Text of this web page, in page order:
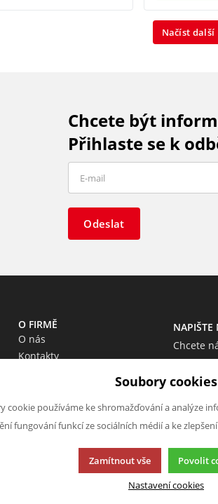
Načíst další
Chcete být
Přihlaste se k
Odeslat
O FIRMĚ
O nás
Kontakty
NAPIŠTE
Chcete
Chci
Soubory cookies
cookie používáme ke shromažďování a analýze
fungování funkcí ze sociálních médií a ke
Zamítnout vše Povolit
Nastavení cookies